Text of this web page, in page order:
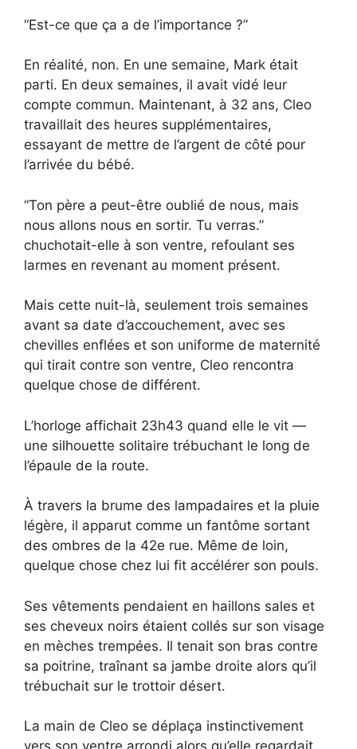
“Est-ce que ça a de l’importance ?”
En réalité, non. En une semaine, Mark était
parti. En deux semaines, il avait vidé leur
compte commun. Maintenant, à 32 ans, Cleo
travaillait des heures supplémentaires,
essayant de mettre de l’argent de côté pour
l’arrivée du bébé.
“Ton père a peut-être oublié de nous, mais
nous allons nous en sortir. Tu verras.”
chuchotait-elle à son ventre, refoulant ses
larmes en revenant au moment présent.
Mais cette nuit-là, seulement trois semaines
avant sa date d’accouchement, avec ses
chevilles enflées et son uniforme de maternité
qui tirait contre son ventre, Cleo rencontra
quelque chose de différent.
L’horloge affichait 23h43 quand elle le vit —
une silhouette solitaire trébuchant le long de
l’épaule de la route.
À travers la brume des lampadaires et la pluie
légère, il apparut comme un fantôme sortant
des ombres de la 42e rue. Même de loin,
quelque chose chez lui fit accélérer son pouls.
Ses vêtements pendaient en haillons sales et
ses cheveux noirs étaient collés sur son visage
en mèches trempées. Il tenait son bras contre
sa poitrine, traînant sa jambe droite alors qu’il
trébuchait sur le trottoir désert.
La main de Cleo se déplaça instinctivement